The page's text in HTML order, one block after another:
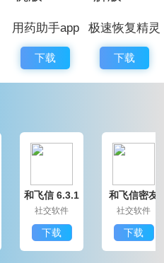
用药助手app
手机版
下载
极速恢复精灵
破解版
下载
和飞信 6.3.1
200
社交软件
下载
和飞信密友
圈版 6.3.120
社交软件
下载